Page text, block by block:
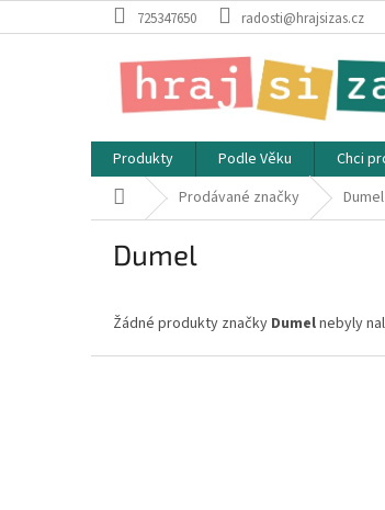
na
725347650 radosti@hrajsizas.cz
Produkty Podle Věku Chci
Domů Prodávané značky Dumel
Dumel
Žádné produkty značky Dumelnebyly